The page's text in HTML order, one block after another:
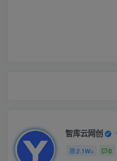
智库云网创
2.1W+ 0